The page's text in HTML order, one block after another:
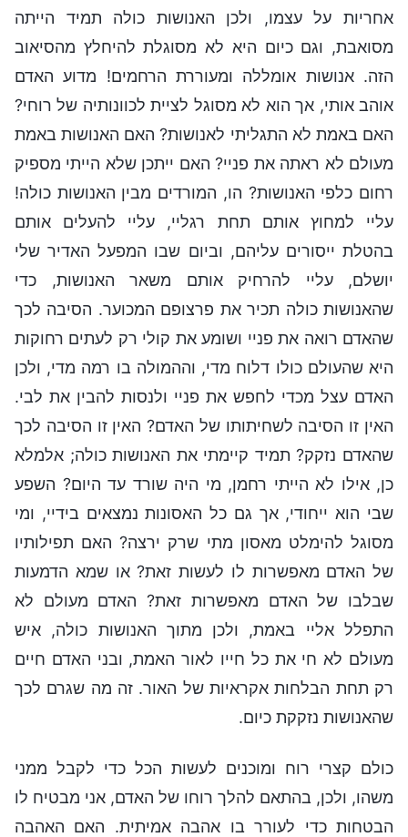
אחריות על עצמו, ולכן האנושות כולה תמיד הייתה
מסואבת, וגם כיום היא לא מסוגלת להיחלץ מהסיאוב
הזה. אנושות אומללה ומעוררת הרחמים! מדוע האדם
אוהב אותי, אך הוא לא מסוגל לציית לכוונותיה של רוחי?
האם באמת לא התגליתי לאנושות? האם האנושות באמת
מעולם לא ראתה את פניי? האם ייתכן שלא הייתי מספיק
רחום כלפי האנושות? הו, המורדים מבין האנושות כולה!
עליי למחוץ אותם תחת רגליי, עליי להעלים אותם
בהטלת ייסורים עליהם, וביום שבו המפעל האדיר שלי
יושלם, עליי להרחיק אותם משאר האנושות, כדי
שהאנושות כולה תכיר את פרצופם המכוער. הסיבה לכך
שהאדם רואה את פניי ושומע את קולי רק לעתים רחוקות
היא שהעולם כולו דלוח מדי, וההמולה בו רמה מדי, ולכן
האדם עצל מכדי לחפש את פניי ולנסות להבין את לבי.
האין זו הסיבה לשחיתותו של האדם? האין זו הסיבה לכך
שהאדם נזקק? תמיד קיימתי את האנושות כולה; אלמלא
כן, אילו לא הייתי רחמן, מי היה שורד עד היום? השפע
שבי הוא ייחודי, אך גם כל האסונות נמצאים בידיי, ומי
מסוגל להימלט מאסון מתי שרק ירצה? האם תפילותיו
של האדם מאפשרות לו לעשות זאת? או שמא הדמעות
שבלבו של האדם מאפשרות זאת? האדם מעולם לא
התפלל אליי באמת, ולכן מתוך האנושות כולה, איש
מעולם לא חי את כל חייו לאור האמת, ובני האדם חיים
רק תחת הבלחות אקראיות של האור. זה מה שגרם לכך
שהאנושות נזקקת כיום.
כולם קצרי רוח ומוכנים לעשות הכל כדי לקבל ממני
משהו, ולכן, בהתאם להלך רוחו של האדם, אני מבטיח לו
הבטחות כדי לעורר בו אהבה אמיתית. האם האהבה